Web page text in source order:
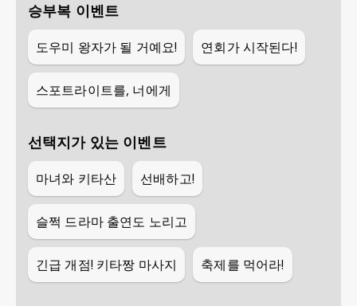
승부복 이벤트
도우미 왕자가 될 거예요! 연회가 시작된다!
스포트라이트를, 너에게
선택지가 있는 이벤트
마녀와 키타산 선배하고!
슬쩍 드라마 출연도 노리고
긴급 개점! 키타짱 마사지 축제를 먹어라!